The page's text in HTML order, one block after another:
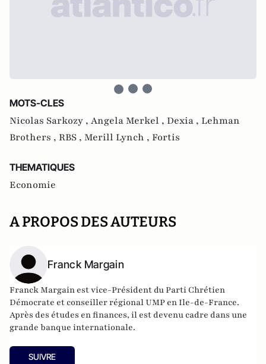
MOTS-CLES
Nicolas Sarkozy , Angela Merkel , Dexia , Lehman
Brothers , RBS , Merill Lynch , Fortis
THEMATIQUES
Economie
A PROPOS DES AUTEURS
Franck Margain
Franck Margain est vice-Président du Parti Chrétien
Démocrate et conseiller régional UMP en Ile-de-France.
Après des études en finances, il est devenu cadre dans une
grande banque internationale.
SUIVRE